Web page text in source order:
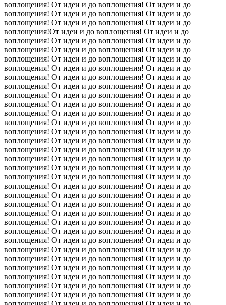
воплощения! От идеи и до воплощения! От идеи и до
воплощения! От идеи и до воплощения! От идеи и до
воплощения! От идеи и до воплощения! От идеи и до
воплощения!От идеи и до воплощения! От идеи и до
воплощения! От идеи и до воплощения! От идеи и до
воплощения! От идеи и до воплощения! От идеи и до
воплощения! От идеи и до воплощения! От идеи и до
воплощения! От идеи и до воплощения! От идеи и до
воплощения! От идеи и до воплощения! От идеи и до
воплощения! От идеи и до воплощения! От идеи и до
воплощения! От идеи и до воплощения! От идеи и до
воплощения! От идеи и до воплощения! От идеи и до
воплощения! От идеи и до воплощения! От идеи и до
воплощения! От идеи и до воплощения! От идеи и до
воплощения! От идеи и до воплощения! От идеи и до
воплощения! От идеи и до воплощения! От идеи и до
воплощения! От идеи и до воплощения! От идеи и до
воплощения! От идеи и до воплощения! От идеи и до
воплощения! От идеи и до воплощения! От идеи и до
воплощения! От идеи и до воплощения! От идеи и до
воплощения! От идеи и до воплощения! От идеи и до
воплощения! От идеи и до воплощения! От идеи и до
воплощения! От идеи и до воплощения! От идеи и до
воплощения! От идеи и до воплощения! От идеи и до
воплощения! От идеи и до воплощения! От идеи и до
воплощения! От идеи и до воплощения! От идеи и до
воплощения! От идеи и до воплощения! От идеи и до
воплощения! От идеи и до воплощения! От идеи и до
воплощения! От идеи и до воплощения! От идеи и до
воплощения! От идеи и до воплощения! От идеи и до
воплощения! От идеи и до воплощения! От идеи и до
воплощения! От идеи и до воплощения! От идеи и до
воплощения! От идеи и до воплощения! От идеи и до